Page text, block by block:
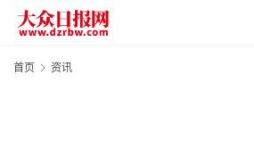
首页 资讯